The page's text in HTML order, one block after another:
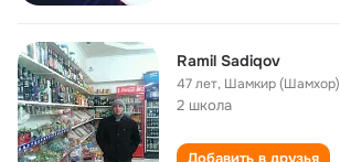
Ramil Sadiqov
47 лет, Шамкир (Шамхор)
2 школа
Добавить в друзья